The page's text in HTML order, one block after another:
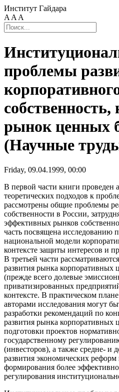
Институт Гайдара
A A A
проблемы
собственность,
рынок ценных
(Научные
Friday, 09.04.1999, 00:00
В первой части книги проведен
теоретических подходов к
рассмотрены общие проблемы
собственности в России,
эффективных рынков
часть посвящена исследованию
национальной модели
контексте защиты интересов и
В третьей части
развития рынка корпоративных
(прежде всего долевые
приватизированных
контексте. В практическом
авторами исследования могут
разработки рекомендаций по
развития рынка корпоративных
подготовки проектов
государственному
(инвесторов), а также средне- и
развития экономических
формирования более
регулирования